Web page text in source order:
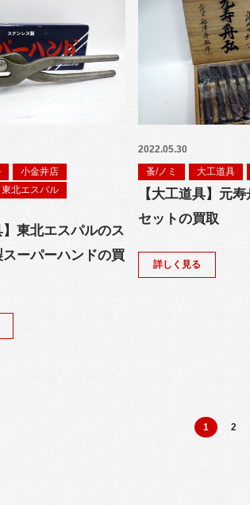
小金井店
東北エスパル
】東北エスパルのス
ーパーハンドの買
2022.05.30
蚤/ノミ
大工道具
【大工道具】元
セットの買取
詳しく見る
1 2